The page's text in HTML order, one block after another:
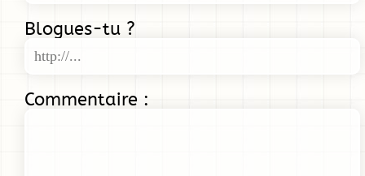
Blogues-tu ?
Commentaire :